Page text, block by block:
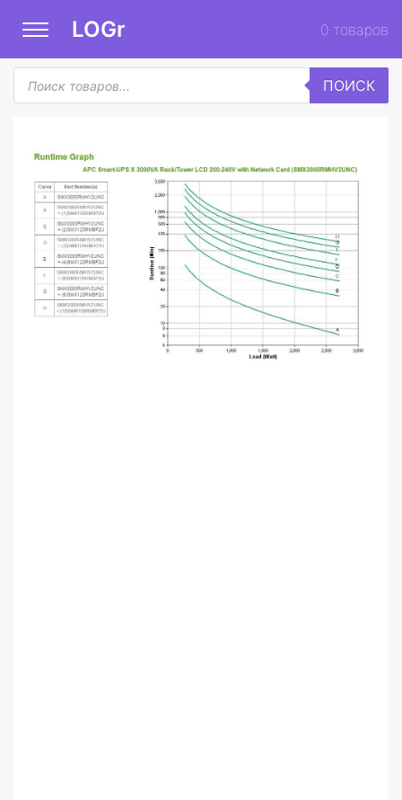
LOGr 0 товаров
Поиск
товаров
ПОИСК